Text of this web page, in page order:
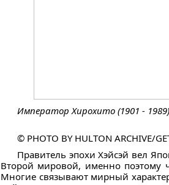
Император Хирохито (1901 -
© PHOTO BY HULTON ARCHIVE/
Правитель эпохи Хэйсэй вел
Второй мировой, именно поэтому
Многие связывают мирный